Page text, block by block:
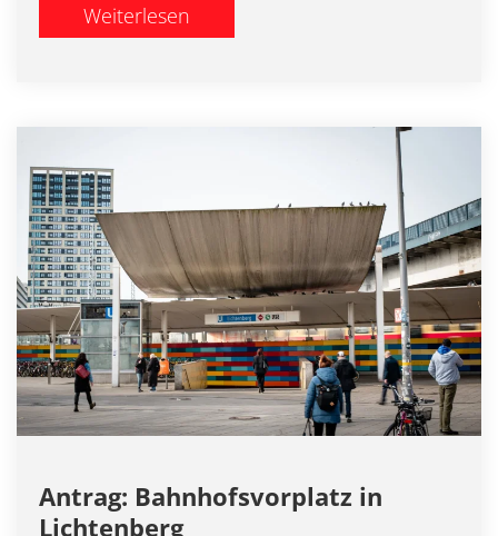
Weiterlesen
Antrag: Bahnhofsvorplatz in
Lichtenberg